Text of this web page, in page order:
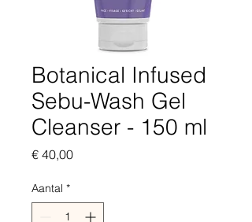
Botanical Infused
Sebu-Wash Gel
Cleanser - 150 ml
€ 40,00Prijs
Aantal *